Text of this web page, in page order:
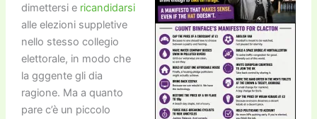
dimettersi e ricandidarsi
alle elezioni suppletive
nello stesso collegio
elettorale, in modo che
la gggente gli dia
ragione. Ma a quanto
pare c’è un piccolo